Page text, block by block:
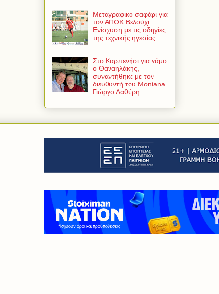
Μεταγραφικό σαφάρι για
τον ΑΠΟΚ Βελούχι:
Ενίσχυση με τις οδηγίες
της τεχνικής ηγεσίας
Στο Καρπενήσι για γάμο
ο Θαναηλάκης,
συναντήθηκε με τον
διευθυντή του Montana
Γιώργο Λαθύρη